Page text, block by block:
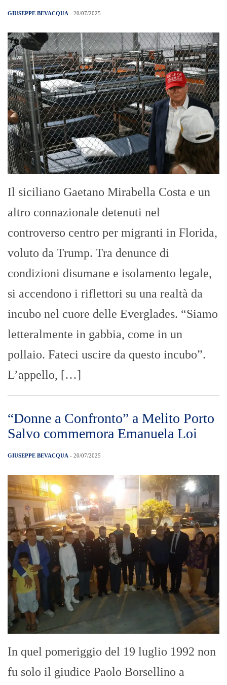
GIUSEPPE BEVACQUA - 20/07/2025
Il siciliano Gaetano Mirabella Costa e un
altro connazionale detenuti nel
controverso centro per migranti in Florida,
voluto da Trump. Tra denunce di
condizioni disumane e isolamento legale,
si accendono i riflettori su una realtà da
incubo nel cuore delle Everglades. “Siamo
letteralmente in gabbia, come in un
pollaio. Fateci uscire da questo incubo”.
L’appello, […]
“Donne a Confronto” a Melito Porto
Salvo commemora Emanuela Loi
GIUSEPPE BEVACQUA - 20/07/2025
In quel pomeriggio del 19 luglio 1992 non
fu solo il giudice Paolo Borsellino a